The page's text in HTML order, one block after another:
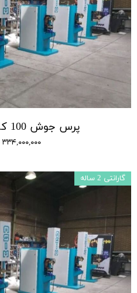
پرس جوش 100 کاوا پنوماتیک
۳۳۴,۰۰۰,۰۰۰ تومان
گارانتی 2 ساله